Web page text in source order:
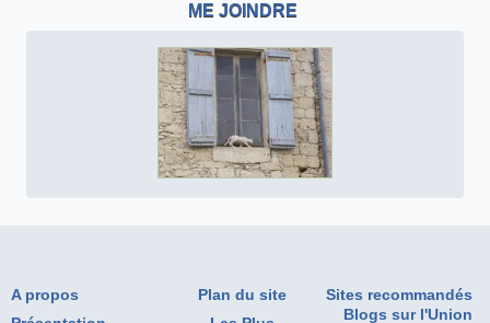
ME JOINDRE
A propos Plan du site
Sites recommandés
Blogs sur l'Union